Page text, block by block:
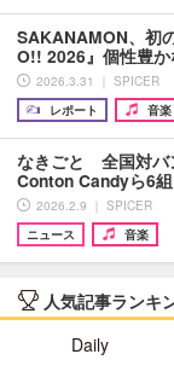
SAKANAMON、初
O!! 2026』個性豊
2026.3.31 ｜ SPICER
レポート
音楽
なきごと 全国対バ
Conton Candyら6
2026.2.9 ｜ SPICER
ニュース
音楽
人気記事ランキ
Daily